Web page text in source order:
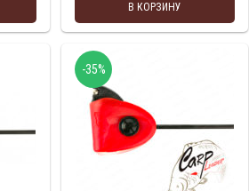
В КОРЗИНУ
-35%